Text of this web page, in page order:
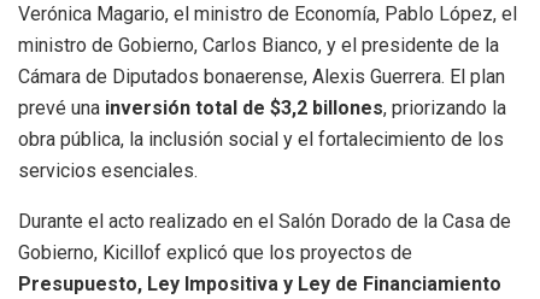
Verónica Magario, el ministro de Economía, Pablo López, el
ministro de Gobierno, Carlos Bianco, y el presidente de la
Cámara de Diputados bonaerense, Alexis Guerrera. El plan
prevé una inversión total de $3,2 billones, priorizando la
obra pública, la inclusión social y el fortalecimiento de los
servicios esenciales.
Durante el acto realizado en el Salón Dorado de la Casa de
Gobierno, Kicillof explicó que los proyectos de
Presupuesto, Ley Impositiva y Ley de Financiamiento